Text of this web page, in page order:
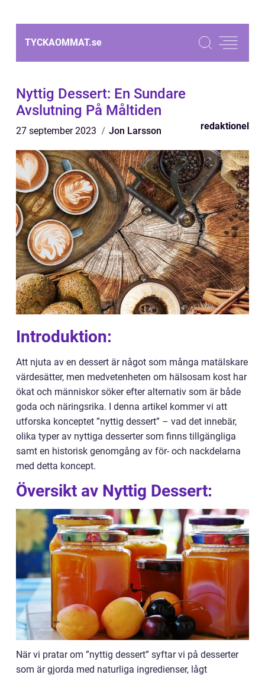
TYCKAOMMAT.se
Nyttig Dessert: En Sundare
Avslutning På Måltiden
27 september 2023 Jon Larsson redaktionel
Introduktion:
Att njuta av en dessert är något som många matälskare
värdesätter, men medvetenheten om hälsosam kost har
ökat och människor söker efter alternativ som är både
goda och näringsrika. I denna artikel kommer vi att
utforska konceptet ”nyttig dessert” – vad det innebär,
olika typer av nyttiga desserter som finns tillgängliga
samt en historisk genomgång av för- och nackdelarna
med detta koncept.
Översikt av Nyttig Dessert:
När vi pratar om ”nyttig dessert” syftar vi på desserter
som är gjorda med naturliga ingredienser, lågt